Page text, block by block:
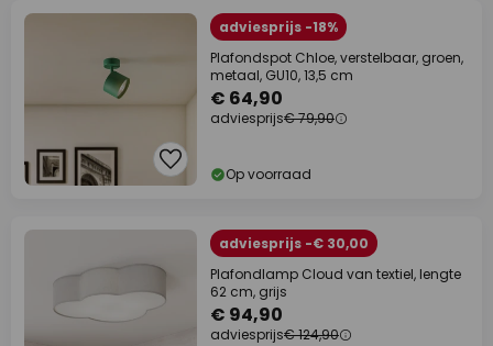
adviesprijs -18%
Plafondspot Chloe, verstelbaar, groen,
metaal, GU10, 13,5 cm
€ 64,90
adviesprijs€ 79,90
Op voorraad
adviesprijs -€ 30,00
Plafondlamp Cloud van textiel, lengte
62 cm, grijs
€ 94,90
adviesprijs€ 124,90